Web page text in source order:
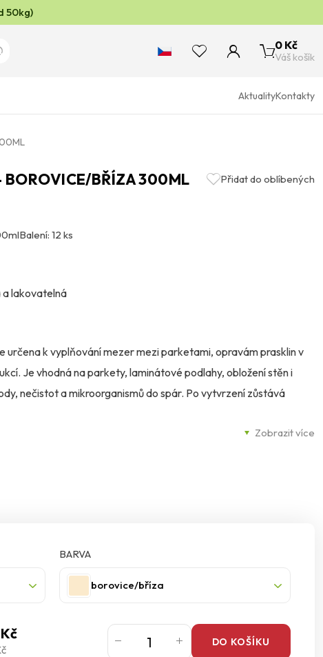
50kg)
0 Kč
Váš košík
AktualityKontakty
BOROVICE/BŘÍZA 300ML
Přidat do oblíbených
Balení: 12 ks
a lakovatelná
Zobrazit více
určena k vyplňování mezer mezi parketami, opravám prasklin v
Je vhodná na parkety, laminátové podlahy, obložení stěn i
nečistot a mikroorganismů do spár. Po vytvrzení zůstává
BARVA
borovice/bříza
Kč DO KOŠÍKU